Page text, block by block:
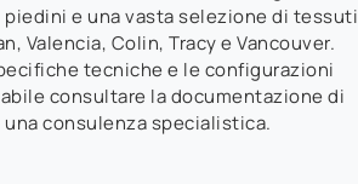
e una vasta selezione di tessuti
Valencia, Colin, Tracy e Vancouver.
tecniche e le configurazioni
consultare la documentazione di
consulenza specialistica.